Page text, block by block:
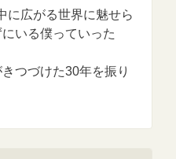
に広がる世界に魅せら
いる僕っていった
つづけた30年を振り